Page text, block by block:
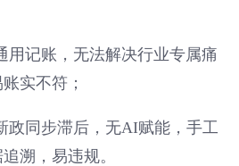
用记账，无法解决行业专属痛
实不符；
政同步滞后，无AI赋能，手工
溯，易违规。